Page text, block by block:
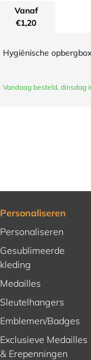
Vanaf
€1,20
Hygiënische
Vandaag besteld, dinsdag
Personaliseren
Personaliseren
Gesublimeerde
kleding
Medailles
Sleutelhangers
Emblemen/Badges
Exclusieve Medailles
& Erepenningen